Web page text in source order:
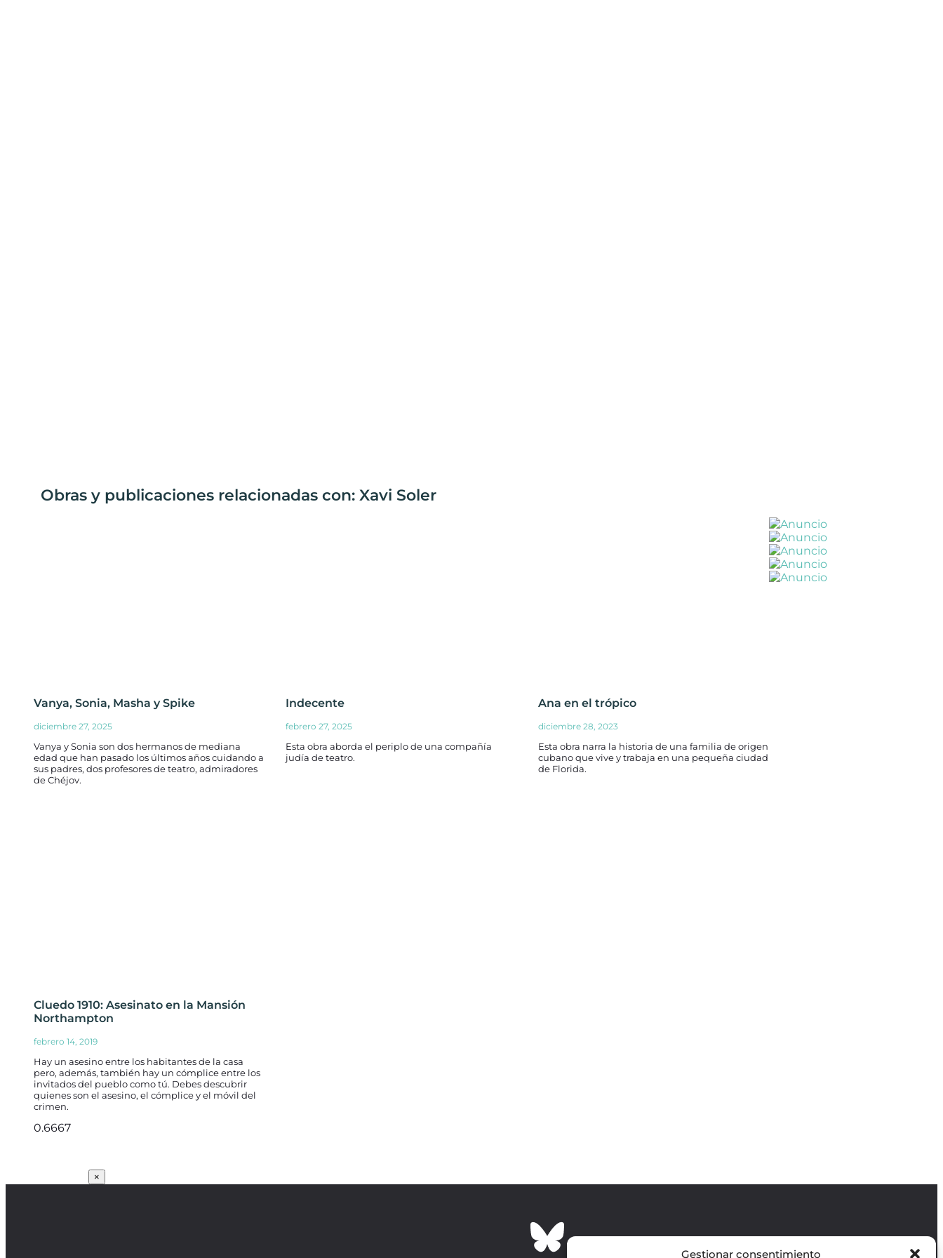
Gestionar consentimiento
Obras y publicaciones relacionadas con: Xavi Soler
Vanya, Sonia, Masha y Spike
diciembre 27, 2025
Vanya y Sonia son dos hermanos de mediana
edad que han pasado los últimos años cuidando a
sus padres, dos profesores de teatro, admiradores
de Chéjov.
Indecente
febrero 27, 2025
Esta obra aborda el periplo de una compañía
judía de teatro.
Ana en el trópico
diciembre 28, 2023
Esta obra narra la historia de una familia de origen
cubano que vive y trabaja en una pequeña ciudad
de Florida.
Cluedo 1910: Asesinato en la Mansión
Northampton
febrero 14, 2019
Hay un asesino entre los habitantes de la casa
pero, además, también hay un cómplice entre los
invitados del pueblo como tú. Debes descubrir
quienes son el asesino, el cómplice y el móvil del
crimen.
×